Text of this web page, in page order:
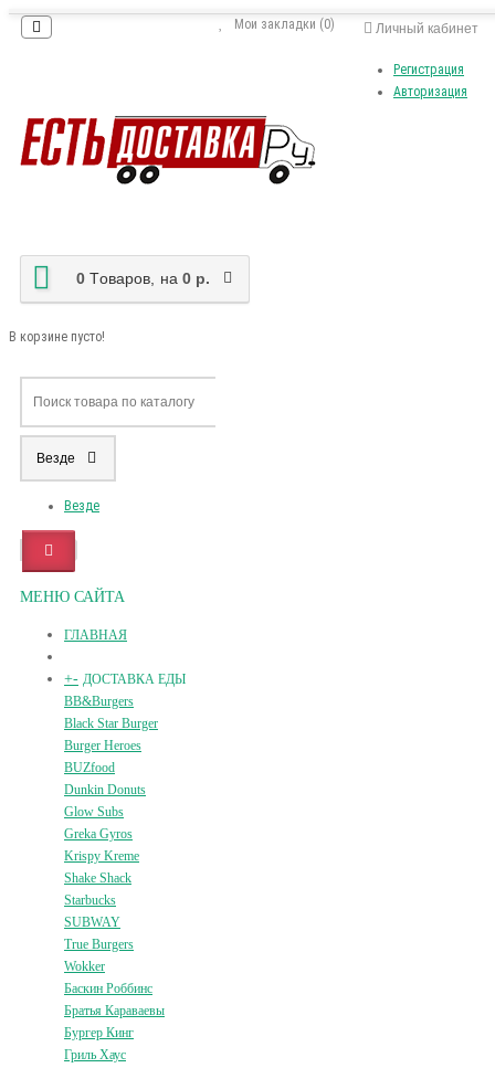
Личный кабинет
Регистрация
Авторизация
Мои закладки (0)
0 Tоваров, на 0 р.
В корзине пусто!
Везде
Везде
МЕНЮ САЙТА
ГЛАВНАЯ
+- ДОСТАВКА ЕДЫ
BB&Burgers
Black Star Burger
Burger Heroes
BUZfood
Dunkin Donuts
Glow Subs
Greka Gyros
Krispy Kreme
Shake Shack
Starbucks
SUBWAY
True Burgers
Wokker
Баскин Роббинс
Братья Караваевы
Бургер Кинг
Гриль Хаус